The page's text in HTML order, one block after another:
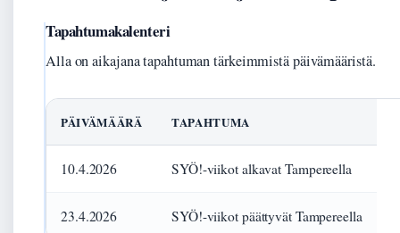
Tapahtumakalenteri
Alla on aikajana tapahtuman tärkeimmistä päivämääristä.
PÄIVÄMÄÄRÄ TAPAHTUMA
10.4.2026 SYÖ!-viikot alkavat Tampereella
23.4.2026 SYÖ!-viikot päättyvät Tampereella